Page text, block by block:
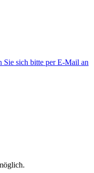
Sie sich bitte per E-Mail an